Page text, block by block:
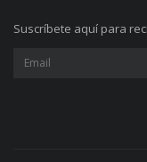
Suscríbete aquí para